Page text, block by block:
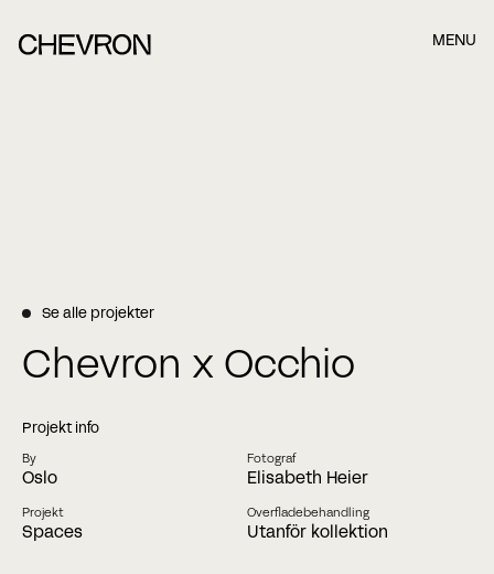
MENU
Se alle projekter
Chevron x Occhio
Projekt info
By
Oslo
Fotograf
Elisabeth Heier
Projekt
Spaces
Overfladebehandling
Utanför kollektion
E-mail
Phone